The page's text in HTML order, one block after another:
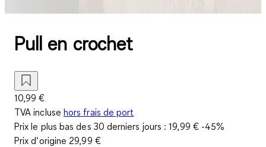
Pull en crochet
10,99 €
TVA incluse hors frais de port
Prix le plus bas des 30 derniers jours :19,99 €-45%
Prix d‘origine 29,99 €